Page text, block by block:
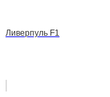
Ливерпуль F1